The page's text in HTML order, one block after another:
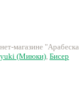
магазине
(Миюки), Бисер